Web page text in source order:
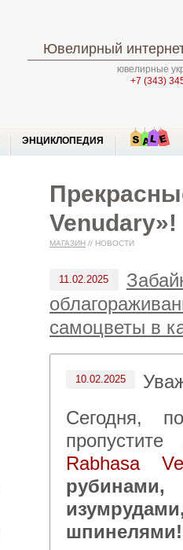
Ювелирный
ювелирные
+7 (343)
ЭНЦИКЛОПЕДИЯ
Venudary»!
МАГАЗИН // НОВОСТИ
11.02.2025
самоцветы в
10.02.2025
Сегодня, после 15:00 по московскому времени, не
Rabhasa